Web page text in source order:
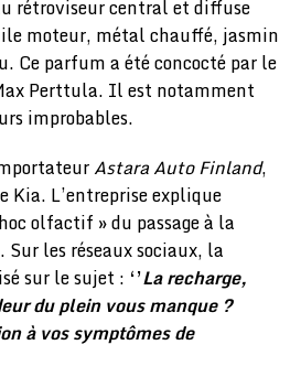
rétroviseur central et diffuse
moteur, métal chauffé, jasmin
Ce parfum a été concocté par le
Perttula. Il est notamment
improbables.
Astara Auto Finland,
Kia. L’entreprise explique
olfactif » du passage à la
les réseaux sociaux, la
sur le sujet : ‘’La recharge,
du plein vous manque ?
à vos symptômes de